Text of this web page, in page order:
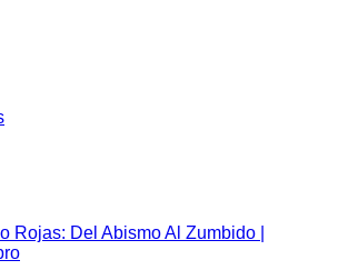
Rojas: Del Abismo Al Zumbido |